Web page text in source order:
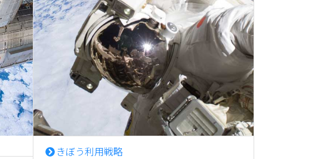
きぼう利用戦略